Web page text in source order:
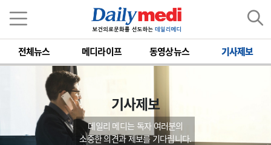
전체뉴스 메디라이프 동영상뉴스 기사제보
기사제보
데일리 메디는 독자 여러분의
소중한 의견과 제보를 기다립니다.